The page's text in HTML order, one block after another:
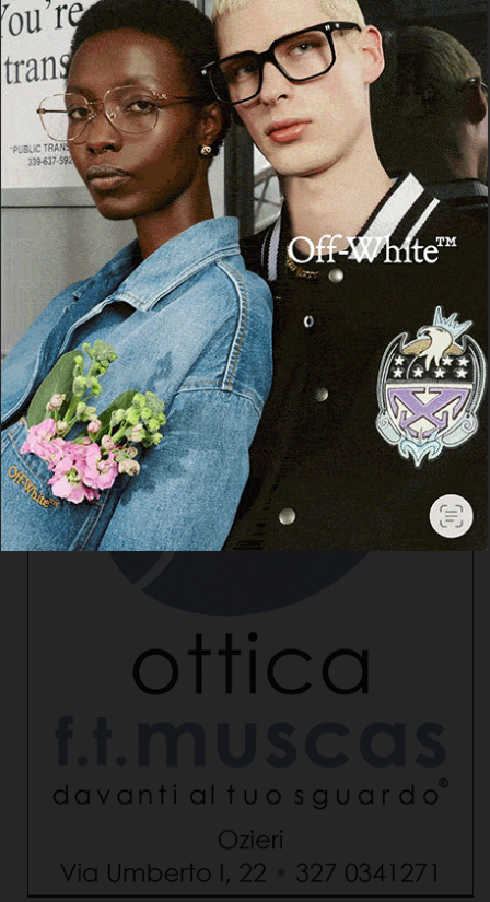
Cerca
Cerca
Facebook
Threads
Instagram
X YouTube